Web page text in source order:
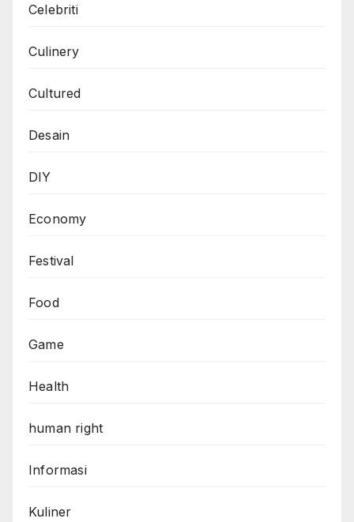
Celebriti
Culinery
Cultured
Desain
DIY
Economy
Festival
Food
Game
Health
human right
Informasi
Kuliner